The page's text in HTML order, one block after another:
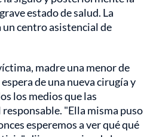
estado de salud. La
centro asistencial de
madre una menor de
de una nueva cirugía y
los medios que las
"Ella misma puso
esperemos a ver qué qué